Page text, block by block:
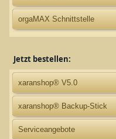
orgaMAX Schnittstelle
Jetzt bestellen:
xaranshop® V5.0
xaranshop® Backup-Stick
Serviceangebote